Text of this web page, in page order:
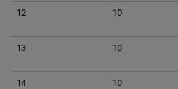
12 10
13 10
14 10